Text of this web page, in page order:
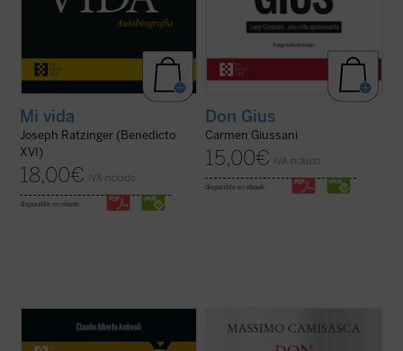
Mi vida
Joseph Ratzinger (Benedicto
XVI)
18,00€ IVA incluido
disponible en ebook:
Don Gius
Carmen Giussani
15,00€ IVA incluido
disponible en ebook:
El 4 de septiembre de 2022 fue beatificado
el Siervo de Dios Albino Luciani, quien fue
papa con el nombre de Juan Pablo I, con
grandes educadores del siglo XX. Esta
obra, escrita por uno de sus más